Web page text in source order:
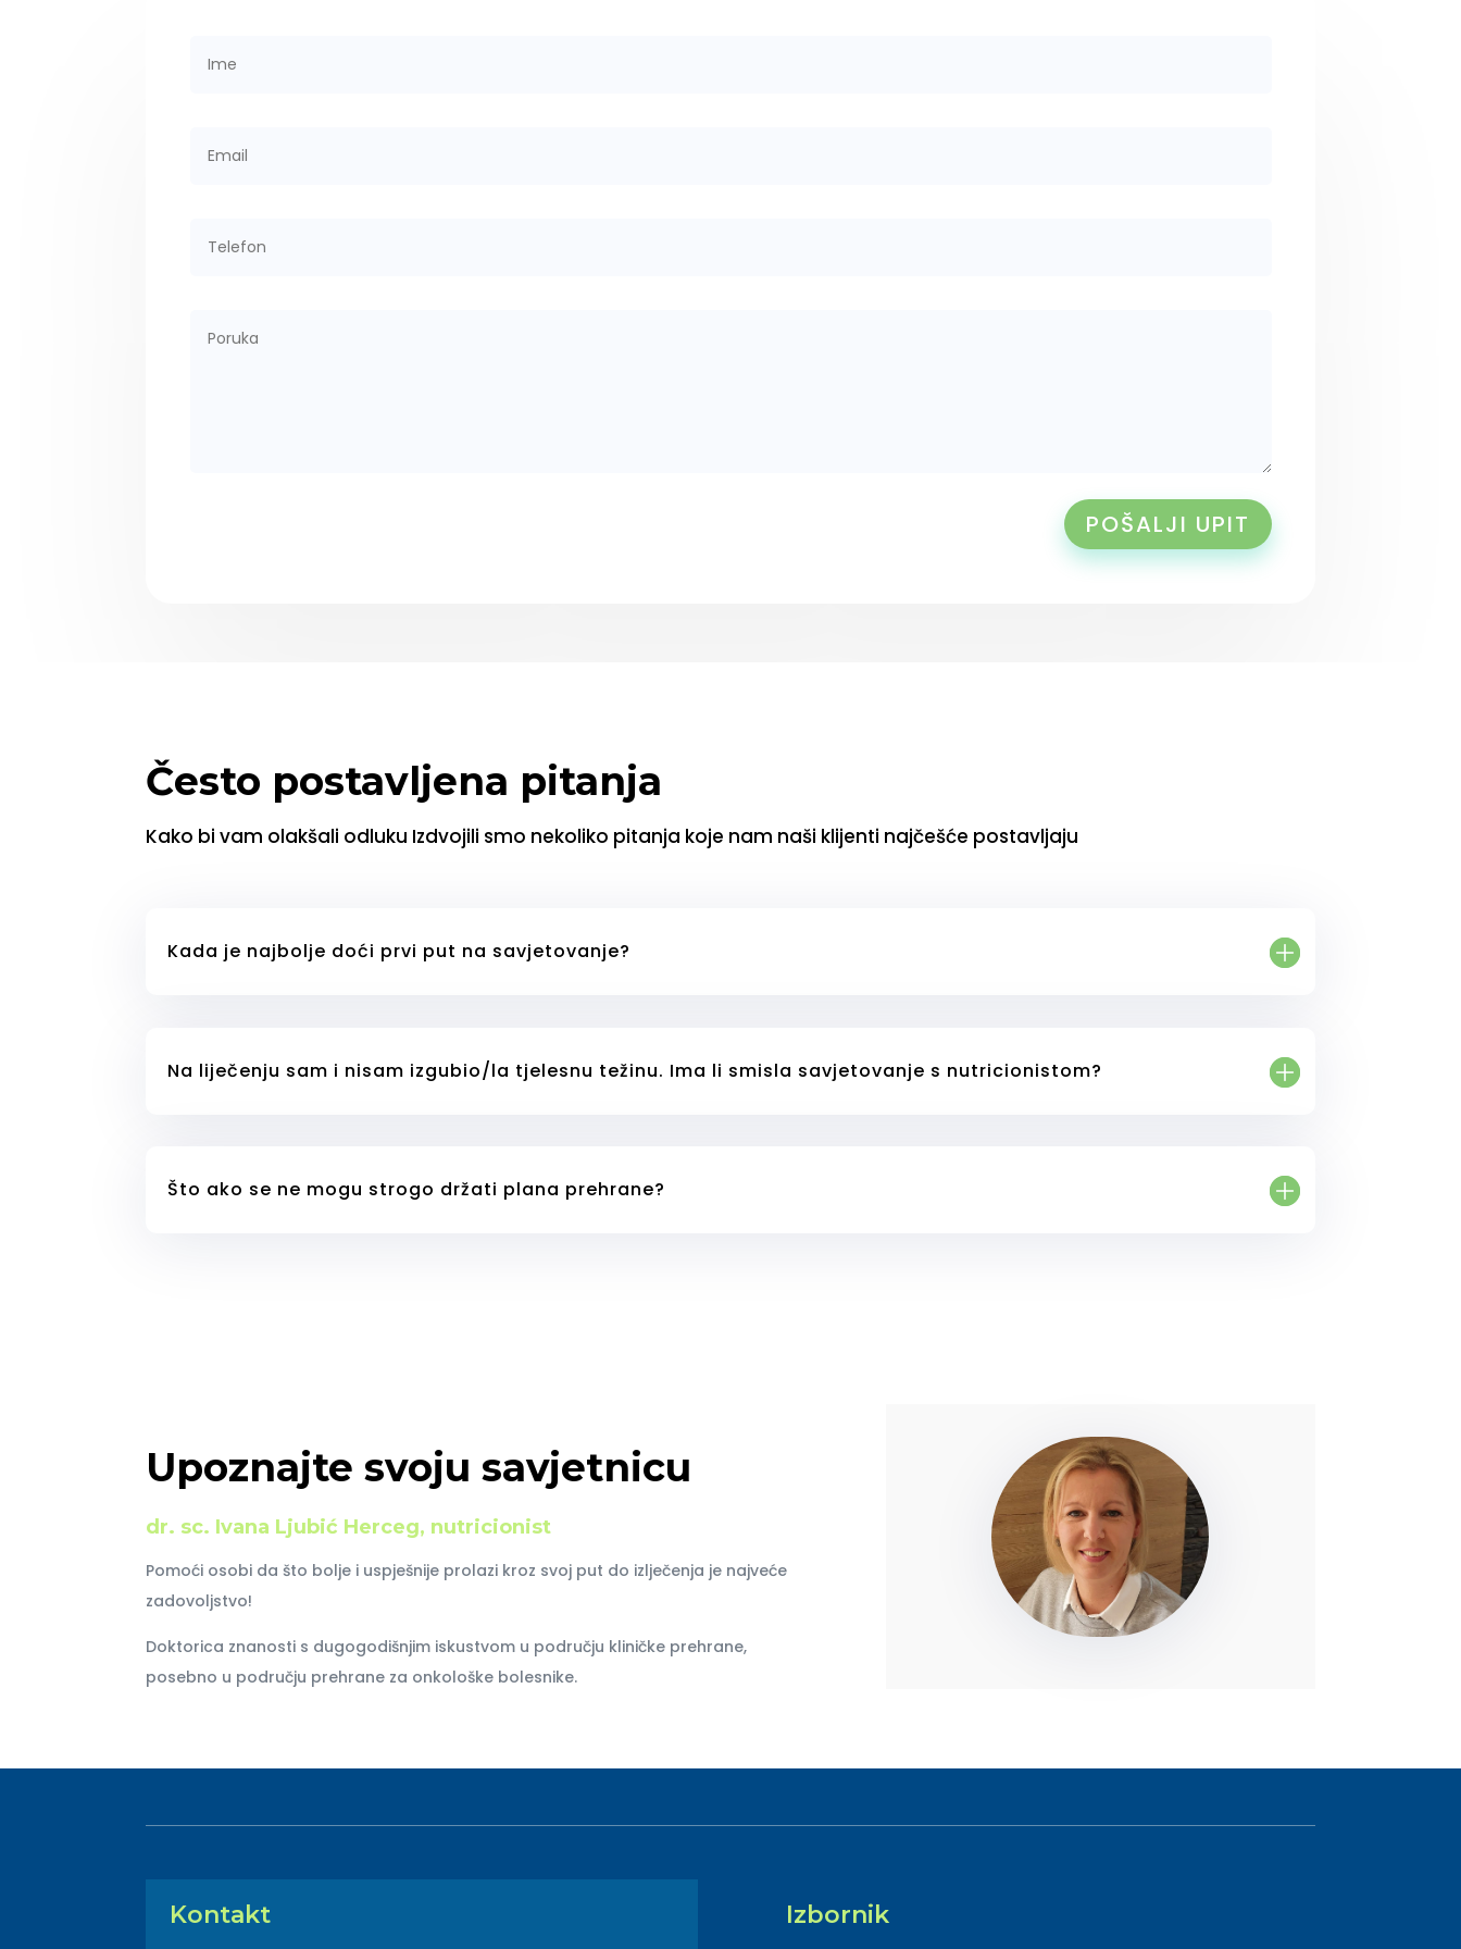
POŠALJI UPIT
Često postavljena pitanja
Kako bi vam olakšali odluku Izdvojili smo nekoliko pitanja koje nam naši klijenti najčešće postavljaju
Kada je najbolje doći prvi put na savjetovanje?
Na liječenju sam i nisam izgubio/la tjelesnu težinu. Ima li smisla savjetovanje s nutricionistom?
Što ako se ne mogu strogo držati plana prehrane?
Upoznajte svoju savjetnicu
dr. sc. Ivana Ljubić Herceg, nutricionist
Pomoći osobi da što bolje i uspješnije prolazi kroz svoj put do izlječenja je najveće
zadovoljstvo!
Doktorica znanosti s dugogodišnjim iskustvom u području kliničke prehrane,
posebno u području prehrane za onkološke bolesnike.
Kontakt Izbornik